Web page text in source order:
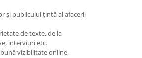
și publicului țintă al afacerii
de texte, de la
interviuri etc.
vizibilitate online,